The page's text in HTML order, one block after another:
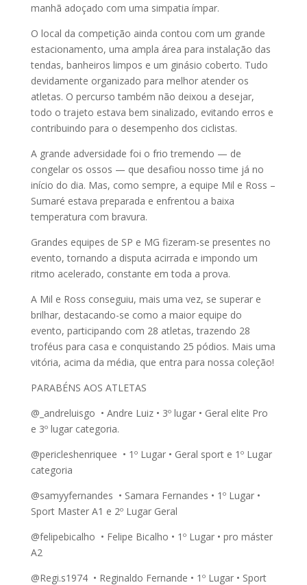
manhã adoçado com uma simpatia ímpar.
O local da competição ainda contou com um grande
estacionamento, uma ampla área para instalação das
tendas, banheiros limpos e um ginásio coberto. Tudo
devidamente organizado para melhor atender os
atletas. O percurso também não deixou a desejar,
todo o trajeto estava bem sinalizado, evitando erros e
contribuindo para o desempenho dos ciclistas.
A grande adversidade foi o frio tremendo — de
congelar os ossos — que desafiou nosso time já no
início do dia. Mas, como sempre, a equipe Mil e Ross –
Sumaré estava preparada e enfrentou a baixa
temperatura com bravura.
Grandes equipes de SP e MG fizeram-se presentes no
evento, tornando a disputa acirrada e impondo um
ritmo acelerado, constante em toda a prova.
A Mil e Ross conseguiu, mais uma vez, se superar e
brilhar, destacando-se como a maior equipe do
evento, participando com 28 atletas, trazendo 28
troféus para casa e conquistando 25 pódios. Mais uma
vitória, acima da média, que entra para nossa coleção!
PARABÉNS AOS ATLETAS
@_andreluisgo • Andre Luiz • 3º lugar • Geral elite Pro
e 3º lugar categoria.
@pericleshenriquee • 1º Lugar • Geral sport e 1º Lugar
categoria
@samyyfernandes • Samara Fernandes • 1º Lugar •
Sport Master A1 e 2º Lugar Geral
@felipebicalho • Felipe Bicalho • 1º Lugar • pro máster
A2
@Regi.s1974 • Reginaldo Fernande • 1º Lugar • Sport